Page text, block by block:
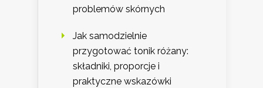
problemów skórnych
Jak samodzielnie
przygotować tonik różany:
składniki, proporcje i
praktyczne wskazówki